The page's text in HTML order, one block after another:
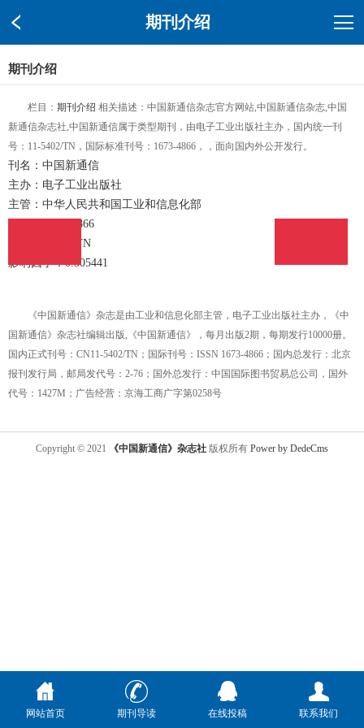
期刊介绍
期刊介绍
栏目： 期刊介绍 相关描述：中国新通信杂志官方网站,中国新通信杂志,中国
新通信杂志社,中国新通信属于类型期刊，由电子工业出版社主办，国内统一刊
号：11-5402/TN，国际标准刊号：1673-4866，，面向国内外公开发行。
刊名：中国新通信
主办：电子工业出版社
主管：中华人民共和国工业和信息化部
ISSN：1673-4866
CN：11-5402/TN
影响因子：0.305441
《中国新通信》杂志是由工业和信息化部主管，电子工业出版社主办，《中
国新通信》杂志社编辑出版,《中国新通信》，每月出版2期，每期发行10000册。
国内正式刊号：CN11-5402/TN；国际刊号：ISSN 1673-4866；国内总发行：北京
报刊发行局，邮局发代号：2-76；国外总发行：中国国际图书贸易总公司，国外
代号：1427M；广告经营：京海工商广字第0258号
Copyright © 2021 《中国新通信》杂志社 版权所有 Power by DedeCms
网站首页 期刊导读 在线投稿 联系我们